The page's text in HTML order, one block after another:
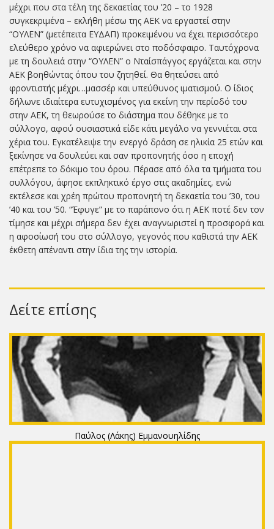
μέχρι που στα τέλη της δεκαετίας του ’20 – το 1928
συγκεκριμένα – εκλήθη μέσω της ΑΕΚ να εργαστεί στην
“ΟΥΛΕΝ” (μετέπειτα ΕΥΔΑΠ) προκειμένου να έχει περισσότερο
ελεύθερο χρόνο να αφιερώνει στο ποδόσφαιρο. Ταυτόχρονα
με τη δουλειά στην “ΟΥΛΕΝ” ο Νταίσπάγγος εργάζεται και στην
ΑΕΚ βοηθώντας όπου του ζητηθεί. Θα θητεύσει από
φροντιστής μέχρι…μασσέρ και υπεύθυνος ιματισμού. Ο ίδιος
δήλωνε ιδιαίτερα ευτυχισμένος για εκείνη την περίοδό του
στην ΑΕΚ, τη θεωρούσε το διάστημα που δέθηκε με το
σύλλογο, αφού ουσιαστικά είδε κάτι μεγάλο να γεννιέται στα
χέρια του. Εγκατέλειψε την ενεργό δράση σε ηλικία 25 ετών και
ξεκίνησε να δουλεύει και σαν προπονητής όσο η εποχή
επέτρεπε το δόκιμο του όρου. Πέρασε από όλα τα τμήματα του
συλλόγου, άφησε εκπληκτικό έργο στις ακαδημίες, ενώ
εκτέλεσε και χρέη πρώτου προπονητή τη δεκαετία του ’30, του
’40 και του ’50. “Έφυγε” με το παράπονο ότι η ΑΕΚ ποτέ δεν τον
τίμησε και μέχρι σήμερα δεν έχει αναγνωριστεί η προσφορά και
η αφοσίωσή του στο σύλλογο, γεγονός που καθιστά την ΑΕΚ
έκθετη απέναντι στην ίδια της την ιστορία.
Δείτε επίσης
Παύλος (Λάκης) Εμμανουηλίδης